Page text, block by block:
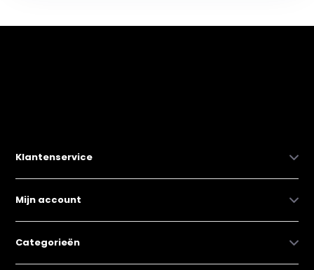
Klantenservice
Mijn account
Categorieën